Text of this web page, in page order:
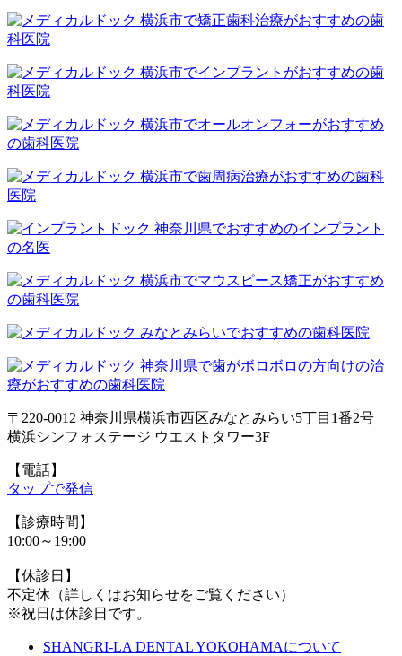
〒220-0012 神奈川県横浜市西区みなとみらい5丁目1番2号
横浜シンフォステージ ウエストタワー3F
【電話】
タップで発信
【診療時間】
10:00～19:00
【休診日】
不定休（詳しくはお知らせをご覧ください）
※祝日は休診日です。
SHANGRI-LA DENTAL YOKOHAMAについて